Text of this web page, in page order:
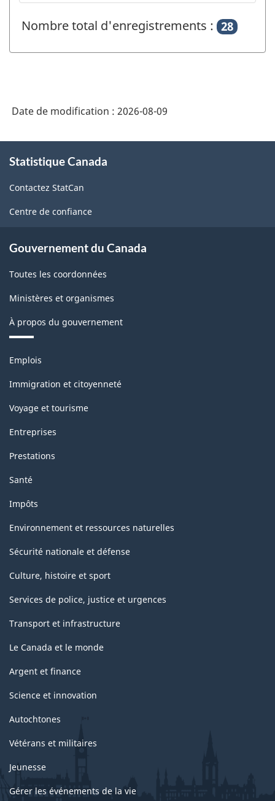
Nombre total d'enregistrements : 28
Date de modification : 2026-08-09
propos
ce
site
Statistique Canada
Contactez StatCan
Centre de confiance
Gouvernement du Canada
Toutes les coordonnées
Ministères et organismes
À propos du gouvernement
Thèmes
sujets
Emplois
Immigration et citoyenneté
Voyage et tourisme
Entreprises
Prestations
Santé
Impôts
Environnement et ressources naturelles
Sécurité nationale et défense
Culture, histoire et sport
Services de police, justice et urgences
Transport et infrastructure
Le Canada et le monde
Argent et finance
Science et innovation
Autochtones
Vétérans et militaires
Jeunesse
Gérer les événements de la vie